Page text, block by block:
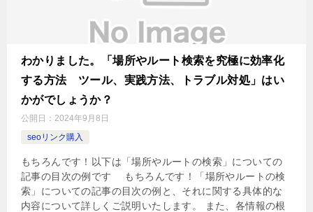
わかりました。「場所やルート検索を究極に効率化
する方法 ツール、実践方法、トラブル対処」はい
かがでしょうか？
公開日： 2024年9月8日
seoリンク購入
もちろんです！以下は「場所やルートの検索」についての
記事の目次の例です もちろんです！「場所やルートの検
索」についての記事の目次の例と、それに関する具体的な
内容について詳しくご説明いたします。 また、各情報の根